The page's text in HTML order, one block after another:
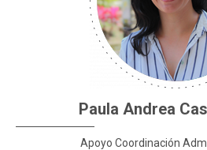
Participación Ciudadana
Sistemas de Información
SIRMED
Educación Continua
Documentos para contratación
Certificados contractuales
Paula Andrea
Apoyo Coordinación